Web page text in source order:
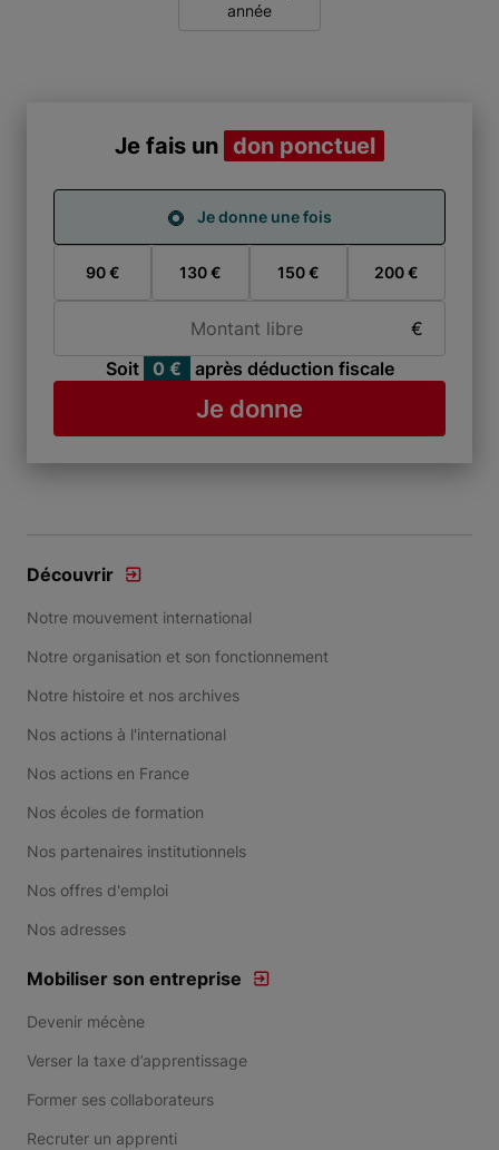
année
Je fais un don ponctuel
Je donne une fois
90 € 130 € 150 € 200 €
€
Soit
0 € après déduction fiscale
Je donne
Découvrir
Notre mouvement international
Notre organisation et son fonctionnement
Notre histoire et nos archives
Nos actions à l'international
Nos actions en France
Nos écoles de formation
Nos partenaires institutionnels
Nos offres d'emploi
Nos adresses
Mobiliser son entreprise
Devenir mécène
Verser la taxe d’apprentissage
Former ses collaborateurs
Recruter un apprenti